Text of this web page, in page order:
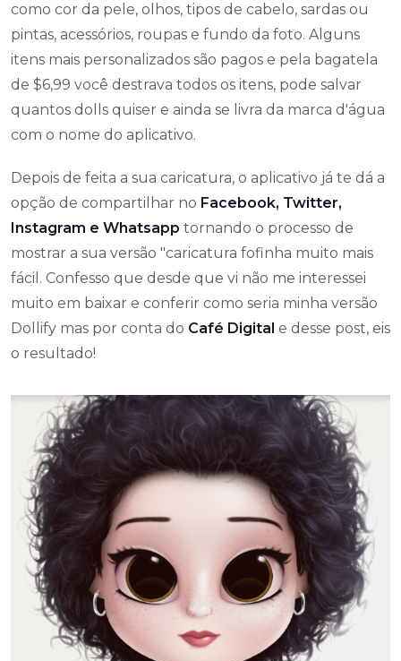
como cor da pele, olhos, tipos de cabelo, sardas ou
pintas, acessórios, roupas e fundo da foto. Alguns
itens mais personalizados são pagos e pela bagatela
de $6,99 você destrava todos os itens, pode salvar
quantos dolls quiser e ainda se livra da marca d'água
com o nome do aplicativo.
Depois de feita a sua caricatura, o aplicativo já te dá a
opção de compartilhar no Facebook, Twitter,
Instagram e Whatsapp tornando o processo de
mostrar a sua versão "caricatura fofinha muito mais
fácil. Confesso que desde que vi não me interessei
muito em baixar e conferir como seria minha versão
Dollify mas por conta do Café Digital e desse post, eis
o resultado!